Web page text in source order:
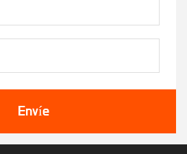
Envíe